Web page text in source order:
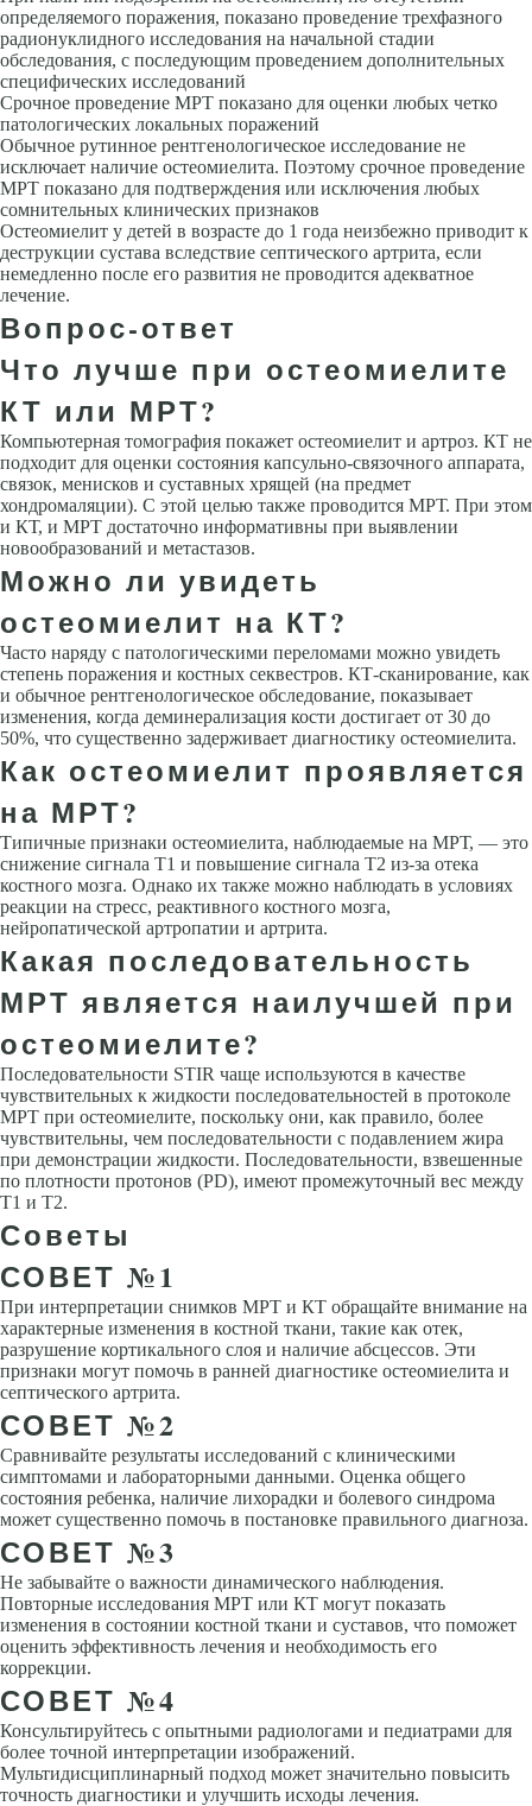
определяемого поражения, пока­зано проведение трехфазного
радионуклидного исследования на начальной стадии
обследования, с последующим проведением дополнительных
спе­цифических исследований
Срочное проведение МРТ показано для оцен­ки любых четко
патологических локальных поражений
Обычное рутин­ное рентгенологическое исследование не
исключает наличие остеомиелита. Поэтому срочное проведение
МРТ показано для подтверждения или исклю­чения любых
сомнительных клинических признаков
Остеомиелит у детей в возрасте до 1 года неизбежно приводит к
деструкции сустава вследствие септического артрита, если
немедленно после его развития не проводится адекватное
лечение.
Вопрос-ответ
Что лучше при остеомиелите
КТ или МРТ?
Компьютерная томография покажет остеомиелит и артроз. КТ не
подходит для оценки состояния капсульно-связочного аппарата,
связок, менисков и суставных хрящей (на предмет
хондромаляции). С этой целью также проводится МРТ. При этом
и КТ, и МРТ достаточно информативны при выявлении
новообразований и метастазов.
Можно ли увидеть
остеомиелит на КТ?
Часто наряду с патологическими переломами можно увидеть
степень поражения и костных секвестров. КТ-сканирование, как
и обычное рентгенологическое обследование, показывает
изменения, когда деминерализация кости достигает от 30 до
50%, что существенно задерживает диагностику остеомиелита.
Как остеомиелит проявляется
на МРТ?
Типичные признаки остеомиелита, наблюдаемые на МРТ, — это
снижение сигнала Т1 и повышение сигнала Т2 из-за отека
костного мозга. Однако их также можно наблюдать в условиях
реакции на стресс, реактивного костного мозга,
нейропатической артропатии и артрита.
Какая последовательность
МРТ является наилучшей при
остеомиелите?
Последовательности STIR чаще используются в качестве
чувствительных к жидкости последовательностей в протоколе
МРТ при остеомиелите, поскольку они, как правило, более
чувствительны, чем последовательности с подавлением жира
при демонстрации жидкости. Последовательности, взвешенные
по плотности протонов (PD), имеют промежуточный вес между
T1 и T2.
Советы
СОВЕТ №1
При интерпретации снимков МРТ и КТ обращайте внимание на
характерные изменения в костной ткани, такие как отек,
разрушение кортикального слоя и наличие абсцессов. Эти
признаки могут помочь в ранней диагностике остеомиелита и
септического артрита.
СОВЕТ №2
Сравнивайте результаты исследований с клиническими
симптомами и лабораторными данными. Оценка общего
состояния ребенка, наличие лихорадки и болевого синдрома
может существенно помочь в постановке правильного диагноза.
СОВЕТ №3
Не забывайте о важности динамического наблюдения.
Повторные исследования МРТ или КТ могут показать
изменения в состоянии костной ткани и суставов, что поможет
оценить эффективность лечения и необходимость его
коррекции.
СОВЕТ №4
Консультируйтесь с опытными радиологами и педиатрами для
более точной интерпретации изображений.
Мультидисциплинарный подход может значительно повысить
точность диагностики и улучшить исходы лечения.